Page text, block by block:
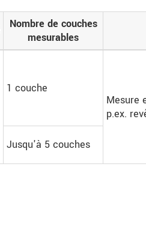
Nombre de couches
mesurables
1 couche
Mesure
p.ex.
Jusqu'à 5 couches